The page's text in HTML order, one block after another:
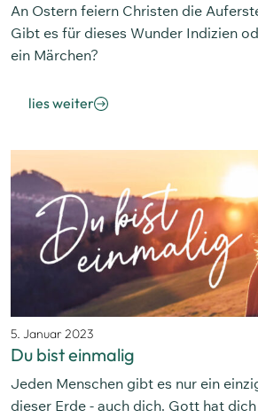
An Ostern feiern Christen die
Gibt es für dieses Wunder Indizien
ein Märchen?
lies weiter
5. Januar 2023
Du bist einmalig
Jeden Menschen gibt es nur ein
dieser Erde - auch dich. Gott hat